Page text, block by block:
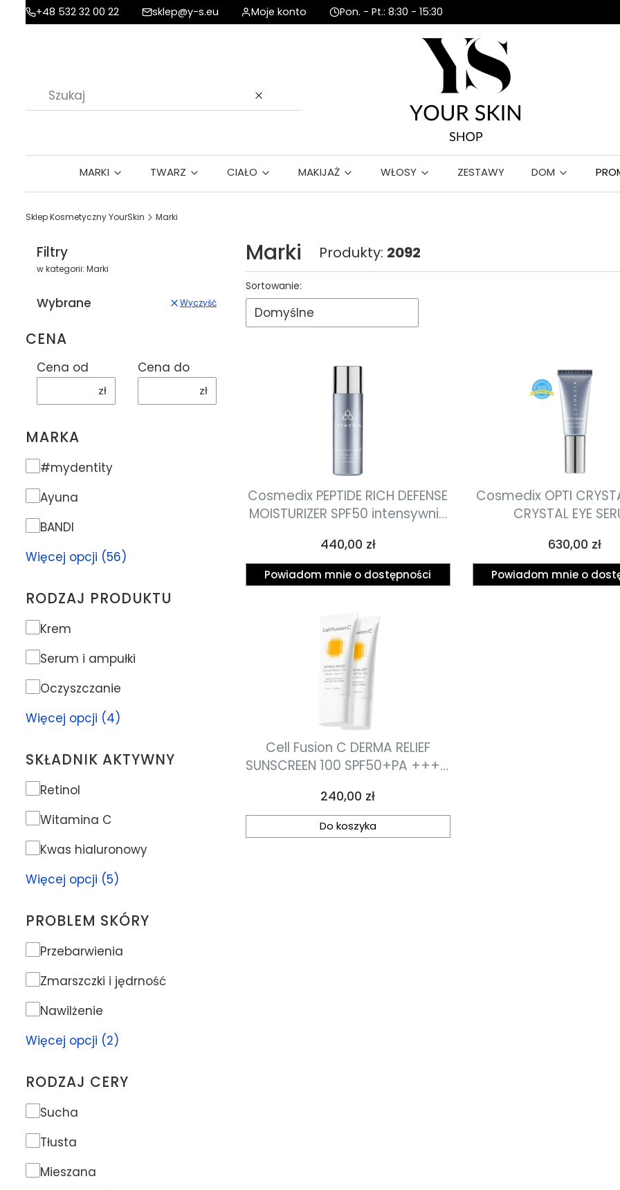
+48 532 32 00 22 sklep@y-s.eu Moje konto Pon. - Pt.: 8:30 - 15:30
Wyczyść
MARKI TWARZ CIAŁO MAKIJAŻ WŁOSY ZESTAWY DOM
Sklep Kosmetyczny YourSkin Marki
Filtry
w kategorii: Marki
Wybrane Wyczyść
CENA
Cena od
zł
Cena do
zł
MARKA
Marka
#mydentity
Ayuna
BANDI
Więcej opcji (56)
RODZAJ PRODUKTU
Rodzaj produktu
Krem
Serum i ampułki
Oczyszczanie
Więcej opcji (4)
SKŁADNIK AKTYWNY
Składnik aktywny
Retinol
Witamina C
Kwas hialuronowy
Więcej opcji (5)
PROBLEM SKÓRY
Problem skóry
Przebarwienia
Zmarszczki i jędrność
Nawilżenie
Więcej opcji (2)
RODZAJ CERY
Rodzaj cery
Sucha
Tłusta
Mieszana
Marki Produkty: 2092
Lista produktów
Sortowanie:
Domyślne
Cosmedix PEPTIDE RICH DEFENSE
MOISTURIZER SPF50 intensywnie
przeciwzmarszczkowy z
peptydami i ochroną
przeciwsłoneczną SPF50 50ml
Cena
440,00 zł
Powiadom mnie o dostępności
Cosmedix OPTI
CRYSTAL EYE
przeciwstarzeniowe
wokół oczu z
kryształami,
Cena
630,00 zł
Powiadom mnie o
Cell Fusion C DERMA RELIEF
SUNSCREEN 100 SPF50+PA ++++
wysoką ochroną
przeciwsłoneczną do każdego
typu skór, dla całej rodziny
Cena
240,00 zł
Do koszyka